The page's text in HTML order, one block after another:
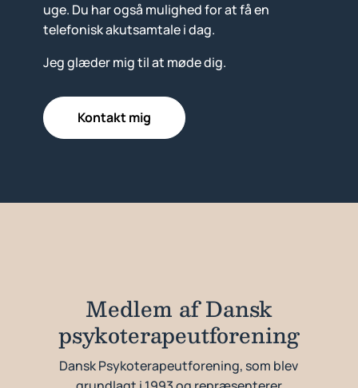
uge. Du har også mulighed for at få en
telefonisk akutsamtale i dag.
Jeg glæder mig til at møde dig.
Kontakt mig
Medlem af Dansk
psykoterapeutforening
Dansk Psykoterapeutforening, som blev